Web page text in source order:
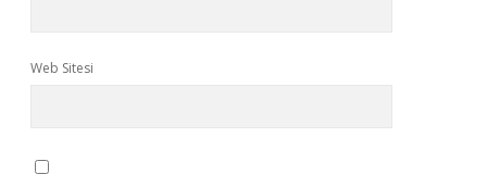
Web Sitesi